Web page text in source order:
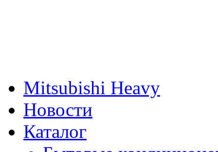
Mitsubishi Heavy
Новости
Каталог